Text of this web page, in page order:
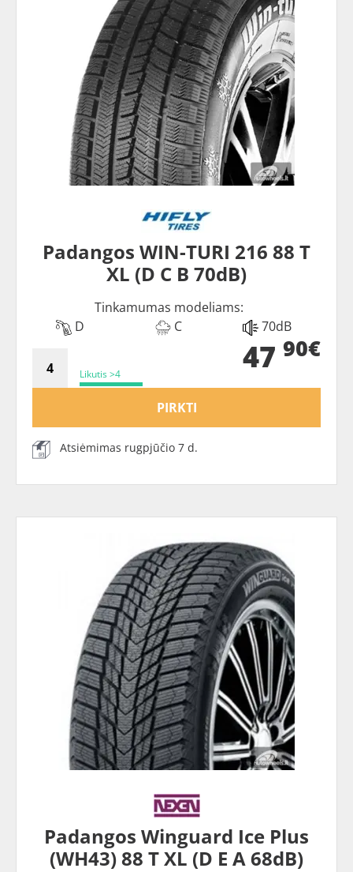
Padangos WIN-TURI 216 88 T
XL (D C B 70dB)
Tinkamumas modeliams:
D
C 70dB
Likutis >4 47 90€
PIRKTI
Atsiėmimas rugpjūčio 7 d.
Padangos Winguard Ice Plus
(WH43) 88 T XL (D E A 68dB)